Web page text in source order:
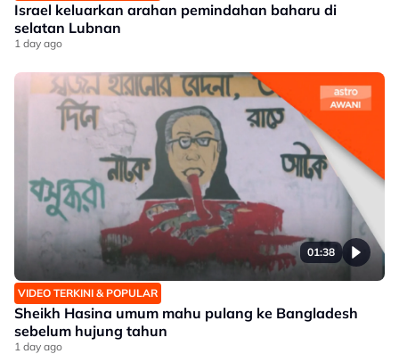
Israel keluarkan arahan pemindahan baharu di
selatan Lubnan
1 day ago
01:38
VIDEO TERKINI & POPULAR
Sheikh Hasina umum mahu pulang ke Bangladesh
sebelum hujung tahun
1 day ago